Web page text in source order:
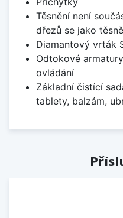
Těsnění není
dřezů se jako
Diamantový vrták
Odtokové
ovládání
Základní čistící
tablety, balzám,